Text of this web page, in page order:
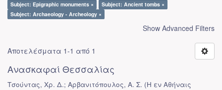
Subject: Epigraphic monuments ×
Subject: Ancient tombs ×
Subject: Archaeology - Archeology ×
Show Advanced Filters
Αποτελέσματα 1-1 από 1
Ανασκαφαί Θεσσαλίας
Τσούντας, Χρ. Δ.; Αρβανιτόπουλος, Α. Σ. (Η εν Αθήναις